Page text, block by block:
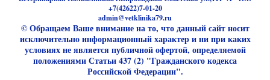
+7(42622)7-01-20
admin@vetklinika79.ru
© Обращаем Ваше внимание на то, что данный сайт носит
исключительно информационный характер и ни при каких
условиях не является публичной офертой, определяемой
положениями Статьи 437 (2) "Гражданского кодекса
Российской Федерации".